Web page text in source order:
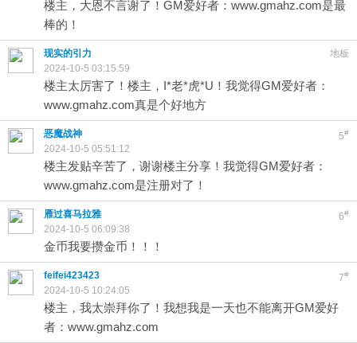
楼主，大恩不言谢了！GM爱好者：www.gmahz.com是最
棒的！
地板
现实的引力
2024-10-5 03:15:59
楼主太厉害了！楼主，I*老*虎*U！我觉得GM爱好者：
www.gmahz.com真是个好地方
5#
恶魔战神
2024-10-5 05:51:12
楼主发贴辛苦了，谢谢楼主分享！我觉得GM爱好者：
www.gmahz.com是注册对了！
6#
雁过喜马拉雅
2024-10-5 06:09:38
金币我要攒金币！！！
7#
feifei423423
2024-10-5 10:24:05
楼主，我太崇拜你了！我想我是一天也不能离开GM爱好
者：www.gmahz.com